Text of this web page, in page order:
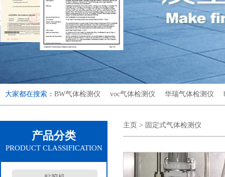
大家都在搜索： BW气体检测仪 voc气体检测仪 华瑞气体检测仪
产品分类
PRODUCT CLASSIFICATION
主页 > 固定式气体检测仪